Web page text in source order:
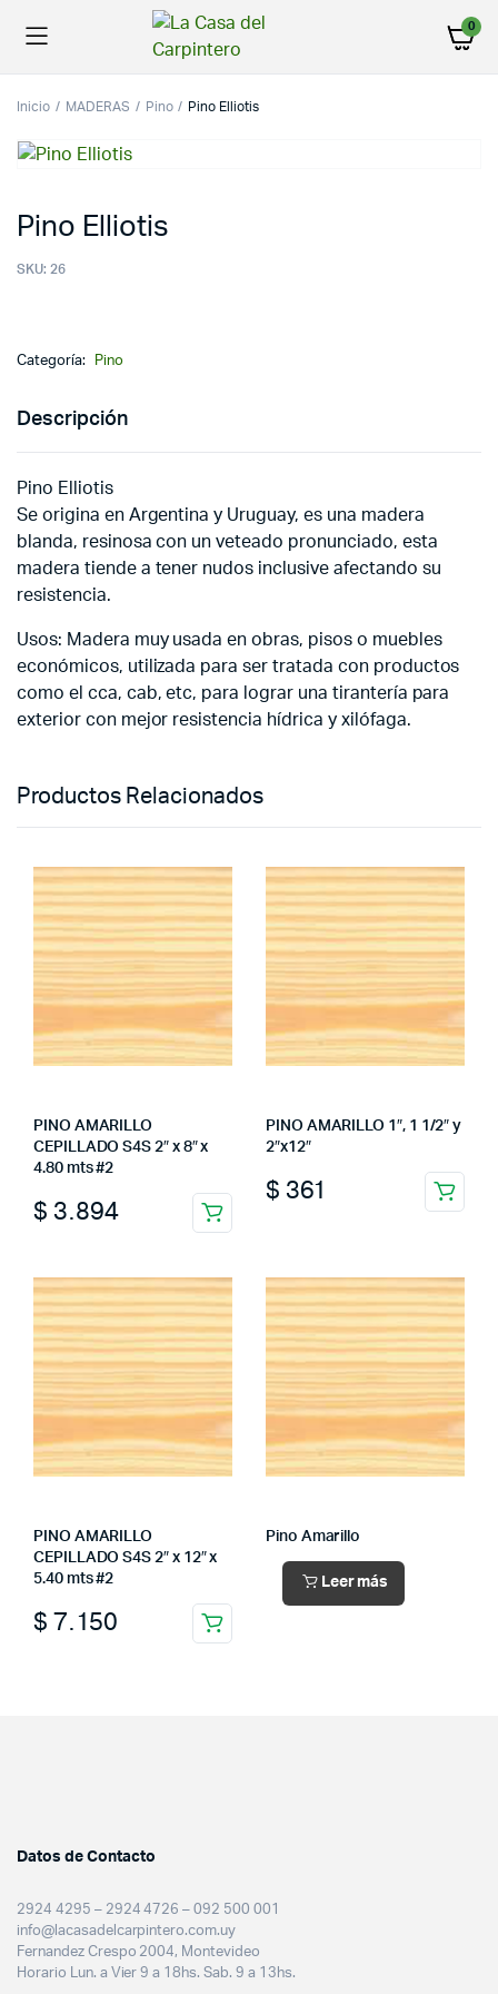
0
Inicio MADERAS Pino Pino Elliotis
Pino Elliotis
SKU: 26
Categoría: Pino
Descripción
Pino Elliotis
Se origina en Argentina y Uruguay, es una madera
blanda, resinosa con un veteado pronunciado, esta
madera tiende a tener nudos inclusive afectando su
resistencia.
Usos: Madera muy usada en obras, pisos o muebles
económicos, utilizada para ser tratada con productos
como el cca, cab, etc, para lograr una tirantería para
exterior con mejor resistencia hídrica y xilófaga.
Productos Relacionados
PINO AMARILLO
CEPILLADO S4S 2″ x 8″ x
4.80 mts #2
$ 3.894
PINO AMARILLO 1″, 1 1/2″ y
2″x12″
$ 361
PINO AMARILLO
CEPILLADO S4S 2″ x 12″ x
5.40 mts #2
$ 7.150
Pino Amarillo
Leer más
Datos de Contacto
2924 4295 – 2924 4726 – 092 500 001
info@lacasadelcarpintero.com.uy
Fernandez Crespo 2004, Montevideo
Horario Lun. a Vier 9 a 18hs. Sab. 9 a 13hs.